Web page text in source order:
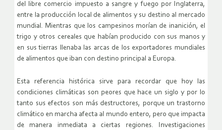
del libre comercio impuesto a sangre y fuego por Inglaterra,
entre la producción local de alimentos y su destino al mercado
mundial. Mientras que los campesinos morían de inanición, el
trigo y otros cereales que habían producido con sus manos y
en sus tierras llenaba las arcas de los exportadores mundiales
de alimentos que iban con destino principal a Europa.
Esta referencia histórica sirve para recordar que hoy las
condiciones climáticas son peores que hace un siglo y por lo
tanto sus efectos son más destructores, porque un trastorno
climático en marcha afecta al mundo entero, pero que impacta
de manera inmediata a ciertas regiones. Investigaciones